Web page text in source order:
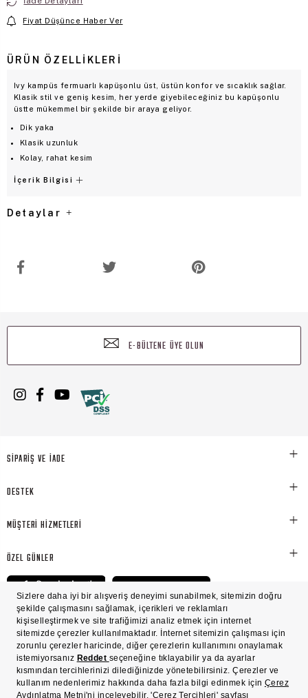
Fiyat Düşünce Haber Ver
ÜRÜN ÖZELLIKLERI
Ivy kampüs fermuarlı kapüşonlu üst, üstün konfor ve sıcaklık sağlar.
Klasik stil ve geniş kesim, her yerde giyebileceğiniz bu kapüşonlu
üstte mükemmel bir şekilde bir araya geliyor.
Dik yaka
Klasik uzunluk
Kolay, rahat kesim
İçerik Bilgisi
Detaylar
E-BÜLTENE ÜYE OLUN
SİPARİŞ VE İADE
DESTEK
MÜŞTERİ HİZMETLERİ
ÖZEL GÜNLER
© Victoria's Secret Shaya Mağazacılık A.Ş. Franchise lisansı aracılığıyla işletilen ticari
markasıdır. Her hakkı saklıdır.
Süreç Bazlı Müşteri Aydınlatma Metni
Üyelik ve Gizlilik Sözleşmesi
İşlem Rehberi